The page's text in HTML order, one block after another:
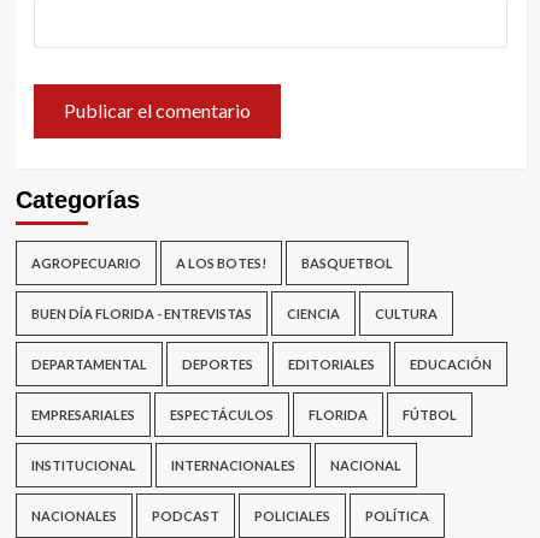
Categorías
AGROPECUARIO A LOS BOTES! BASQUETBOL
BUEN DÍA FLORIDA - ENTREVISTAS CIENCIA CULTURA
DEPARTAMENTAL DEPORTES EDITORIALES EDUCACIÓN
EMPRESARIALES ESPECTÁCULOS FLORIDA FÚTBOL
INSTITUCIONAL INTERNACIONALES NACIONAL
NACIONALES PODCAST POLICIALES POLÍTICA